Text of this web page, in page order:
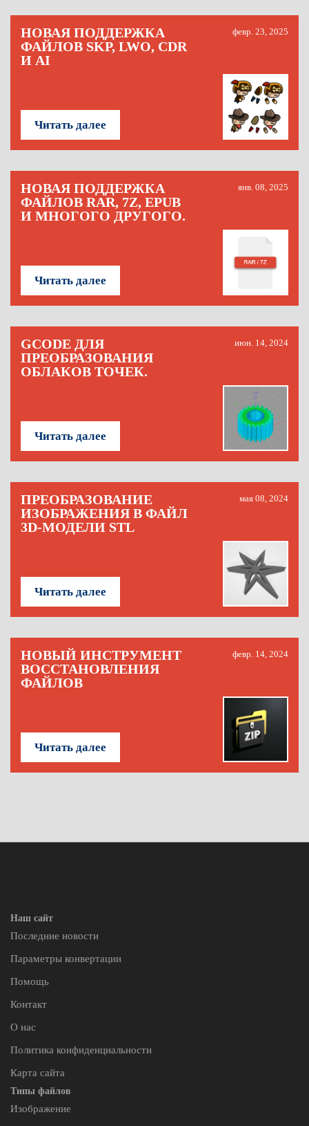
НОВАЯ ПОДДЕРЖКА
ФАЙЛОВ SKP, LWO, CDR
И AI
февр. 23, 2025
Читать далее
НОВАЯ ПОДДЕРЖКА
ФАЙЛОВ RAR, 7Z, EPUB
И МНОГОГО ДРУГОГО.
янв. 08, 2025
Читать далее
GCODE ДЛЯ
ПРЕОБРАЗОВАНИЯ
ОБЛАКОВ ТОЧЕК.
июн. 14, 2024
Читать далее
ПРЕОБРАЗОВАНИЕ
ИЗОБРАЖЕНИЯ В ФАЙЛ
3D-МОДЕЛИ STL
мая 08, 2024
Читать далее
НОВЫЙ ИНСТРУМЕНТ
ВОССТАНОВЛЕНИЯ
ФАЙЛОВ
февр. 14, 2024
Читать далее
Наш сайт
Последние новости
Параметры конвертации
Помощь
Контакт
О нас
Политика конфиденциальности
Карта сайта
Типы файлов
Изображение